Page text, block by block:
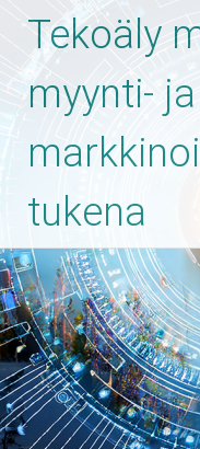
Tekoäly
myynti- ja
tukena